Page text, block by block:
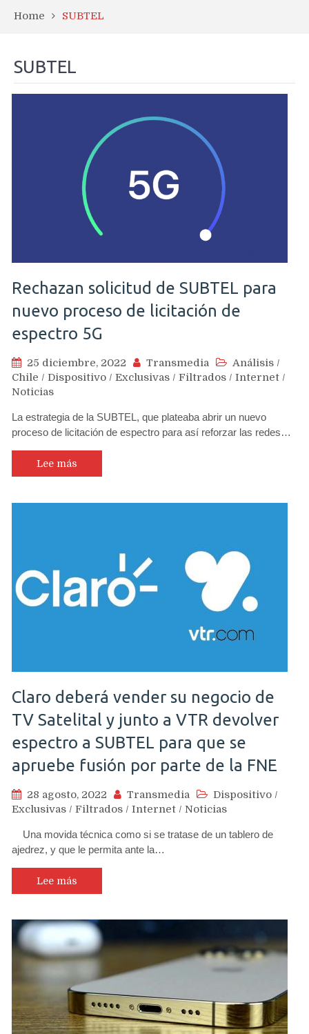
Home SUBTEL
SUBTEL
Rechazan solicitud de SUBTEL para
nuevo proceso de licitación de
espectro 5G
25 diciembre, 2022 Transmedia Análisis /
Chile / Dispositivo / Exclusivas / Filtrados / Internet /
Noticias
La estrategia de la SUBTEL, que plateaba abrir un nuevo
proceso de licitación de espectro para así reforzar las redes…
Lee más
Claro deberá vender su negocio de
TV Satelital y junto a VTR devolver
espectro a SUBTEL para que se
apruebe fusión por parte de la FNE
28 agosto, 2022 Transmedia Dispositivo /
Exclusivas / Filtrados / Internet / Noticias
Una movida técnica como si se tratase de un tablero de
ajedrez, y que le permita ante la…
Lee más